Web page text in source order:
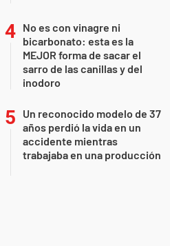
No es con vinagre ni
bicarbonato: esta es la
MEJOR forma de sacar el
sarro de las canillas y del
inodoro
Un reconocido modelo de 37
años perdió la vida en un
accidente mientras
trabajaba en una producción